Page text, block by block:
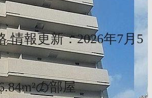
情報更新：2026年7月5
の部屋